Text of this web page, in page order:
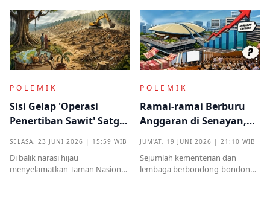
kritik tajam terkait prosedur yang
mendadak serta kekhawatiran
akan beban anggaran
menjadi titik penting dalam
proses pembuktian
POLEMIK
Sisi Gelap 'Operasi
Penertiban Sawit' Satgas
SELASA, 23 JUNI 2026 | 15:59 WIB
Di balik narasi hijau
menyelamatkan Taman Nasional
POLEMIK
Ramai-ramai Berburu
Anggaran di Senayan,
JUM'AT, 19 JUNI 2026 | 21:10 WIB
Sejumlah kementerian dan
lembaga berbondong-bondong